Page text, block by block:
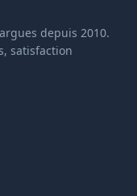
depuis 2010.
satisfaction